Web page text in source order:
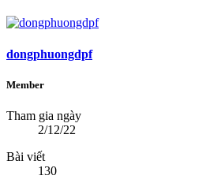
dongphuongdpf
Member
Tham gia ngày
2/12/22
Bài viết
130